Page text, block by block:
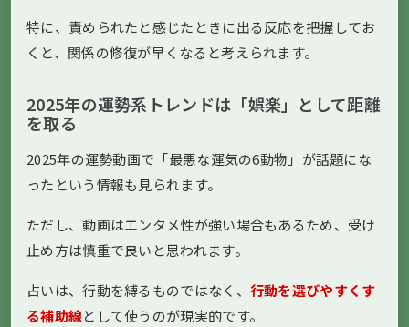
特に、責められたと感じたときに出る反応を把握してお
くと、関係の修復が早くなると考えられます。
2025年の運勢系トレンドは「娯楽」として距離
を取る
2025年の運勢動画で「最悪な運気の6動物」が話題にな
ったという情報も見られます。
ただし、動画はエンタメ性が強い場合もあるため、受け
止め方は慎重で良いと思われます。
占いは、行動を縛るものではなく、 行動を選びやすくす
る補助線として使うのが現実的です。